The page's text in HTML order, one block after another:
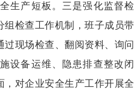
生产短板。三是强化监督检
组检查工作机制，班子成员带
现场检查、翻阅资料、询问
设备运维、隐患排查整改闭
对企业安全生产工作开展全